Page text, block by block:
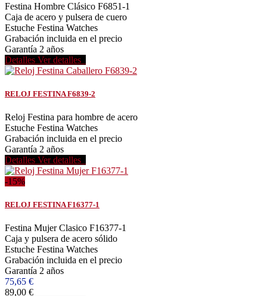
Festina Hombre Clásico F6851-1
Caja de acero y pulsera de cuero
Estuche Festina Watches
Grabación incluida en el precio
Garantía 2 años
Detalles Ver detalles
RELOJ FESTINA F6839-2
Reloj Festina para hombre de acero
Estuche Festina Watches
Grabación incluida en el precio
Garantía 2 años
Detalles Ver detalles
-15%
RELOJ FESTINA F16377-1
Festina Mujer Clasico F16377-1
Caja y pulsera de acero sólido
Estuche Festina Watches
Grabación incluida en el precio
Garantía 2 años
75,65 €
89,00 €